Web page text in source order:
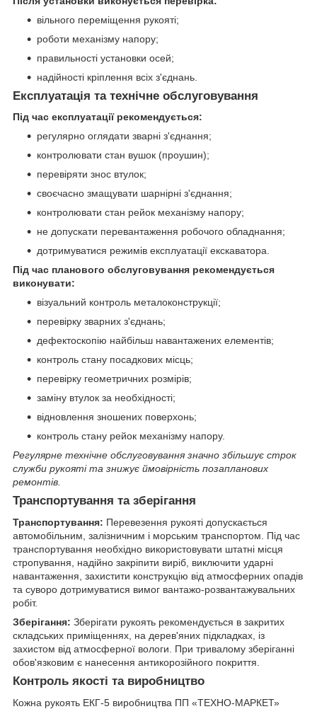
вільного переміщення рукояті;
роботи механізму напору;
правильності установки осей;
надійності кріплення всіх з'єднань.
Експлуатація та технічне обслуговування
Під час експлуатації рекомендується:
регулярно оглядати зварні з'єднання;
контролювати стан вушок (проушин);
перевіряти знос втулок;
своєчасно змащувати шарнірні з'єднання;
контролювати стан рейок механізму напору;
не допускати перевантаження робочого обладнання;
дотримуватися режимів експлуатації екскаватора.
Під час планового обслуговування рекомендується
виконувати:
візуальний контроль металоконструкції;
перевірку зварних з'єднань;
дефектоскопію найбільш навантажених елементів;
контроль стану посадкових місць;
перевірку геометричних розмірів;
заміну втулок за необхідності;
відновлення зношених поверхонь;
контроль стану рейок механізму напору.
Регулярне технічне обслуговування значно збільшує строк
служби рукояті та знижує ймовірність позапланових
ремонтів.
Транспортування та зберігання
Транспортування: Перевезення рукояті допускається
автомобільним, залізничним і морським транспортом. Під час
транспортування необхідно використовувати штатні місця
стропування, надійно закріпити виріб, виключити ударні
навантаження, захистити конструкцію від атмосферних опадів
та суворо дотримуватися вимог вантажо-розвантажувальних
робіт.
Зберігання: Зберігати рукоять рекомендується в закритих
складських приміщеннях, на дерев'яних підкладках, із
захистом від атмосферної вологи. При тривалому зберіганні
обов'язковим є нанесення антикорозійного покриття.
Контроль якості та виробництво
Кожна рукоять ЕКГ-5 виробництва ПП «ТЕХНО-МАРКЕТ»